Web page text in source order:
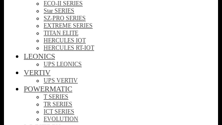
ECO-II SERIES
Star SERIES
SZ-PRO SERIES
EXTREME SERIES
TITAN ELITE
HERCULES IOT
HERCULES RT-IOT
LEONICS
UPS LEONICS
VERTIV
UPS VERTIV
POWERMATIC
T SERIES
TR SERIES
ICT SERIES
EVOLUTION